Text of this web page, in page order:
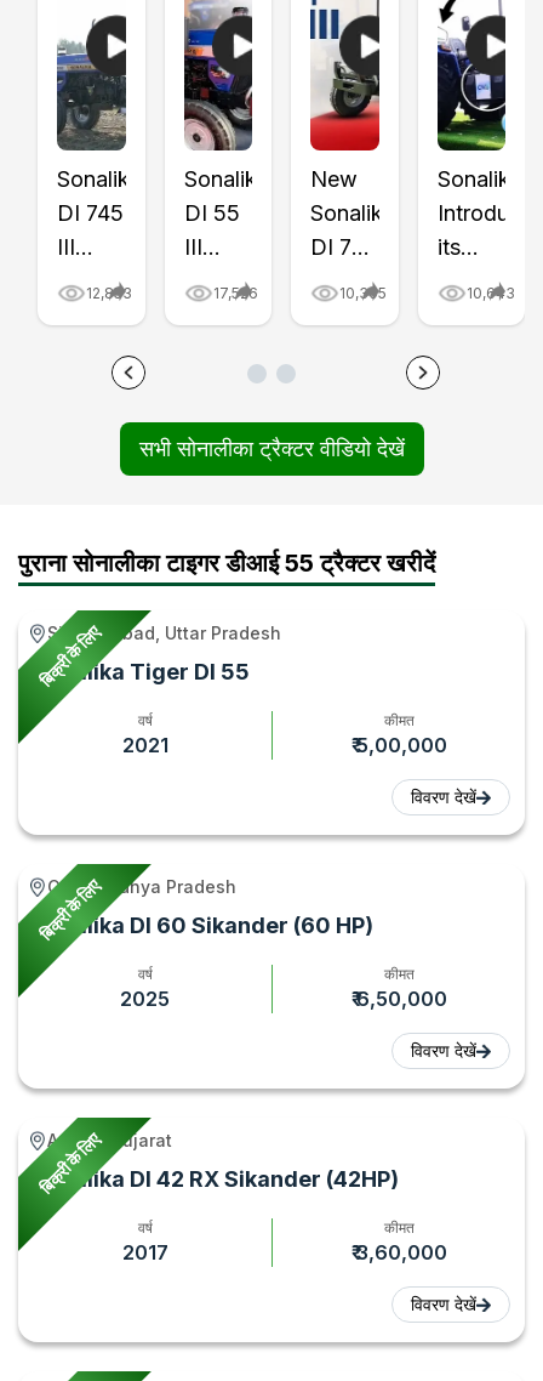
Sonalika
DI 745
III
Gold
Review
&
Features
2026
–
Tractor
12,853
Sonalika
DI 55
III
Gold
Features
Review
Tractor
Gyan
17,526
New
Sonalika
DI 745
III
Video
|
10,305
Sonalika
Introduces
its
First
with
10,643
सभी सोनालीका ट्रैक्टर वीडियो देखें
पुराना सोनालीका टाइगर डीआई 55 ट्रैक्टर खरीदें
बिक्री के लिए
Sikandrabad, Uttar Pradesh
Sonalika Tiger DI 55
वर्ष
2021
कीमत
₹ 5,00,000
विवरण देखें
बिक्री के लिए
Gird, Madhya Pradesh
Sonalika DI 60 Sikander (60 HP)
वर्ष
2025
कीमत
₹ 6,50,000
विवरण देखें
बिक्री के लिए
Amreli, Gujarat
Sonalika DI 42 RX Sikander (42HP)
वर्ष
2017
कीमत
₹ 3,60,000
विवरण देखें